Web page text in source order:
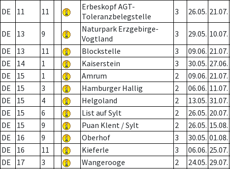
DE 11 11
Erbeskopf AGT-
Toleranzbelegstelle
3 26.05. 21.07.
DE 13 9
Naturpark Erzgebirge-
Vogtland
3 29.05. 10.07.
DE
13 11 Blockstelle 3 09.06. 21.07.
DE
14 1 Kaiserstein 3 30.05. 27.06.
DE
15 1 Amrum 2 09.06. 21.07.
DE
15 3 Hamburger Hallig 2 06.06. 11.07.
DE
15 4 Helgoland 2 13.05. 31.07.
DE
15 6 List auf Sylt 2 26.05. 20.07.
DE
15 9 Puan Klent / Sylt 2 26.05. 15.08.
DE
16 9 Oberhof 3 30.05. 01.08.
DE
16 11 Kieferle 3 06.06. 25.07.
DE
17 3 Wangerooge 2 24.05. 29.07.